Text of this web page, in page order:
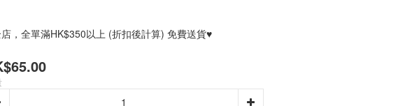
，全單滿HK$350以上 (折扣後計算) 免費送貨♥